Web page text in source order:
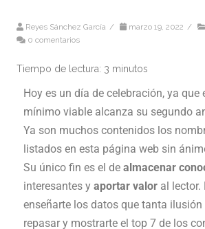
Reyes Sánchez García / marzo 19, 2022 /
0 comentarios
Tiempo de lectura: 3 minutos
Hoy es un día de celebración, ya que
mínimo viable alcanza su segundo
Ya son muchos contenidos los
listados en esta página web sin
Su único fin es el de almacenar
interesantes y aportar valor al lector.
enseñarte los datos que tanta ilusión
repasar y mostrarte el top 7 de los